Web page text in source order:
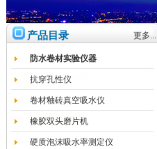
产品目录 更多...
防水卷材实验仪器
抗穿孔性仪
卷材釉砖真空吸水仪
橡胶双头磨片机
硬质泡沫吸水率测定仪